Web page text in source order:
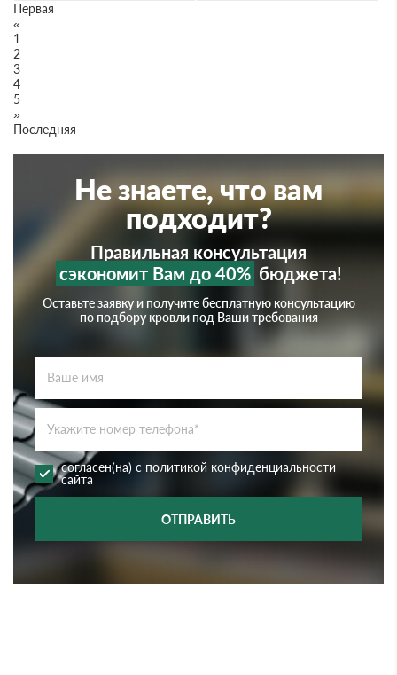
Первая
«
1
2
3
4
5
»
Последняя
Не знаете, что вам
подходит?
Правильная консультация
сэкономит Вам до 40% бюджета!
Оставьте заявку и получите бесплатную консультацию
по подбору кровли под Ваши требования
согласен(на) с политикой конфиденциальности
сайта
ОТПРАВИТЬ